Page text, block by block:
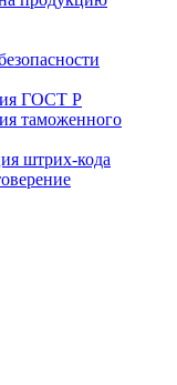
ГОСТ Р
таможенного
штрих-кода